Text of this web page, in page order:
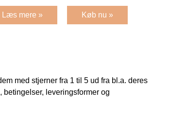
Læs mere » Køb nu »
med stjerner fra 1 til 5 ud fra bl.a. deres
leveringsformer og